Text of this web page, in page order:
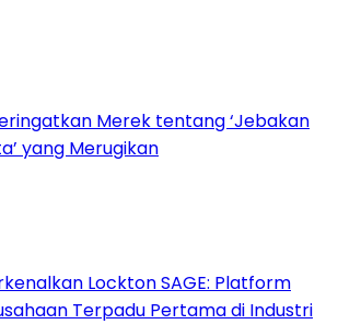
Merek tentang ‘Jebakan
yang Merugikan
Lockton SAGE: Platform
Terpadu Pertama di Industri